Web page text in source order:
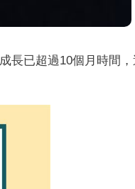
長已超過10個月時間